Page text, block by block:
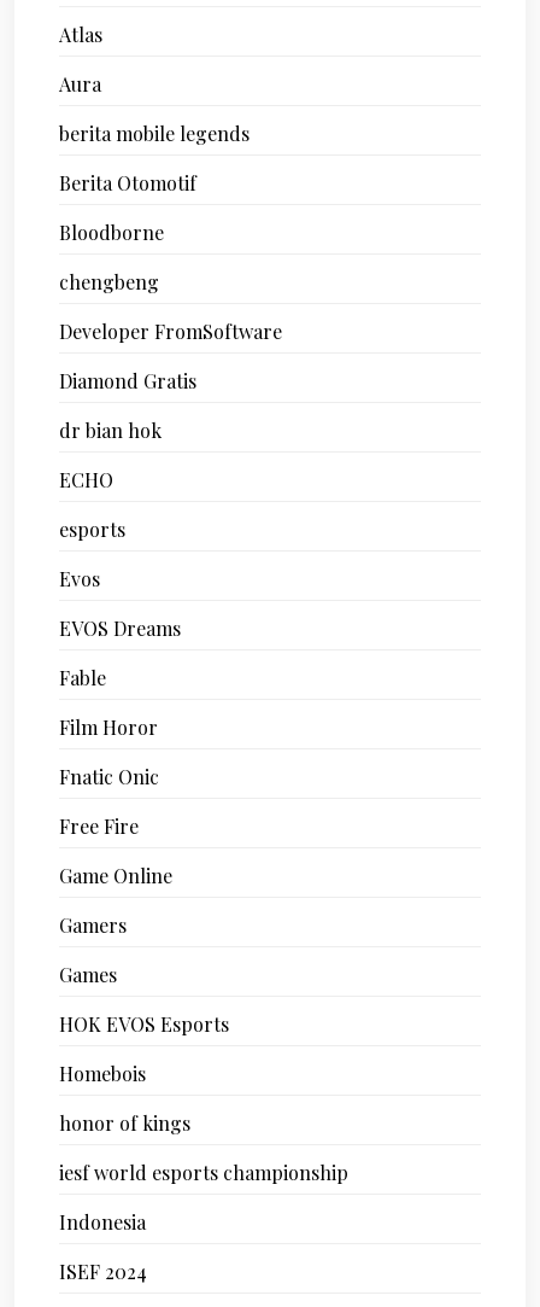
Atlas
Aura
berita mobile legends
Berita Otomotif
Bloodborne
chengbeng
Developer FromSoftware
Diamond Gratis
dr bian hok
ECHO
esports
Evos
EVOS Dreams
Fable
Film Horor
Fnatic Onic
Free Fire
Game Online
Gamers
Games
HOK EVOS Esports
Homebois
honor of kings
iesf world esports championship
Indonesia
ISEF 2024